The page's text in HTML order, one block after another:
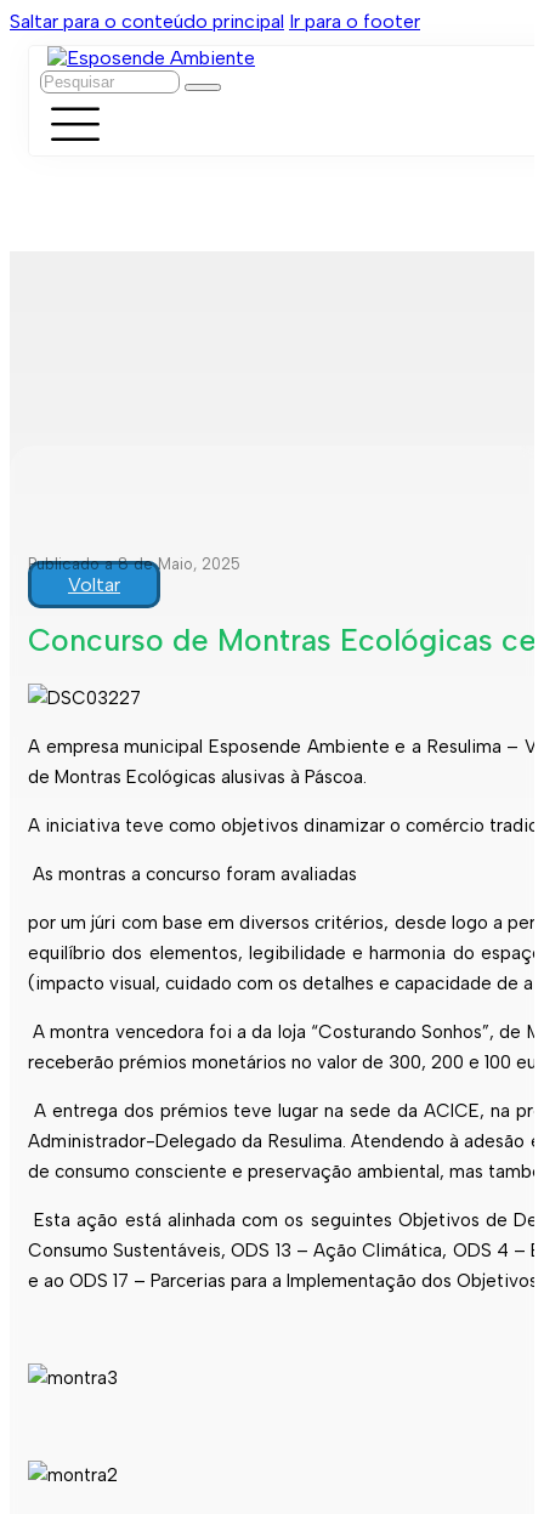
Saltar para o conteúdo principal Ir para o footer
Pesquisar
Publicado a 8 de Maio, 2025
Voltar
Concurso de Montras Ecológicas
A empresa municipal Esposende Ambiente e a Resulima –
de Montras Ecológicas alusivas à Páscoa.
A iniciativa teve como objetivos dinamizar o comércio
As montras a concurso foram avaliadas
por um júri com base em diversos critérios, desde logo a
equilíbrio dos elementos, legibilidade e harmonia do
(impacto visual, cuidado com os detalhes e capacidade de
A montra vencedora foi a da loja “Costurando Sonhos”, de
receberão prémios monetários no valor de 300, 200 e 100
A entrega dos prémios teve lugar na sede da ACICE, na
Administrador-Delegado da Resulima. Atendendo à adesão
de consumo consciente e preservação ambiental, mas
Esta ação está alinhada com os seguintes Objetivos de
Consumo Sustentáveis, ODS 13 – Ação Climática, ODS 4
e ao ODS 17 – Parcerias para a Implementação dos